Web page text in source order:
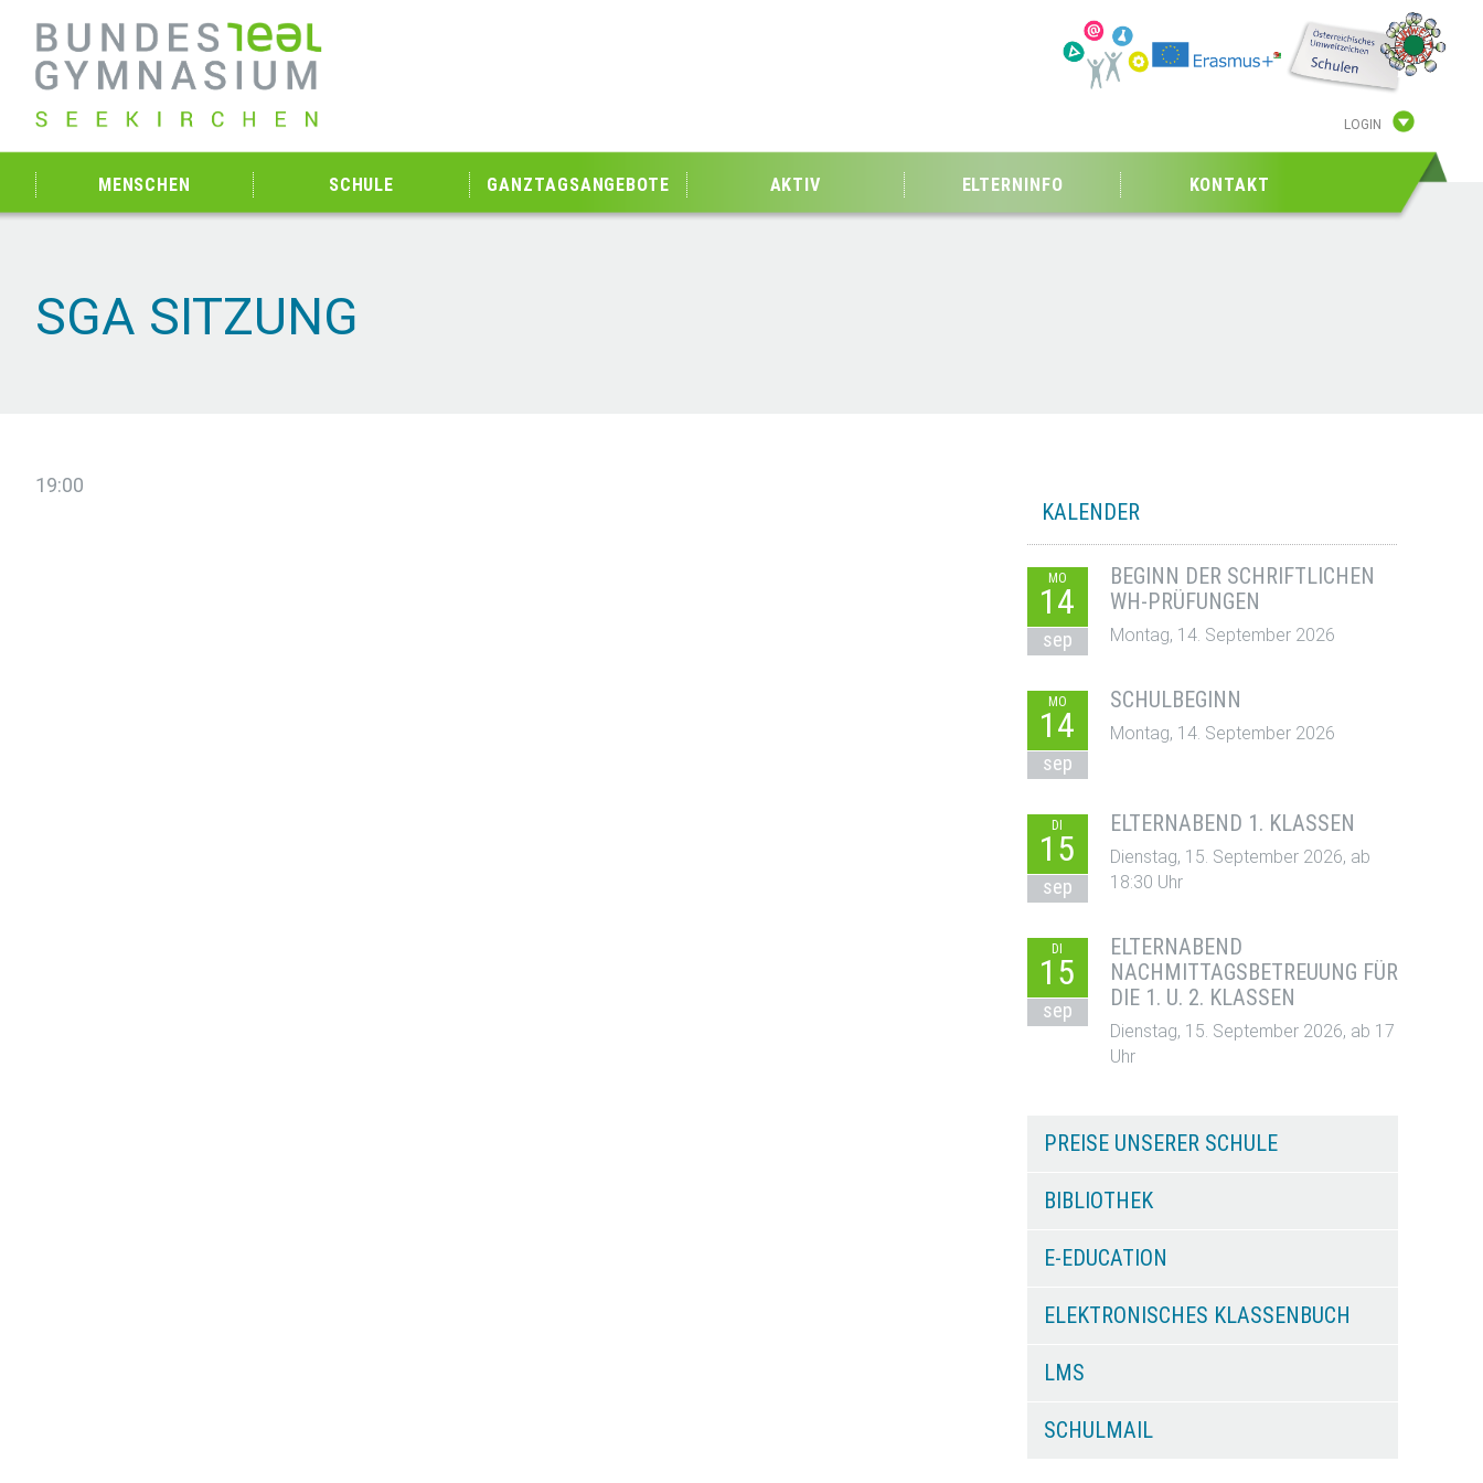
LOGIN
MENSCHEN SCHULE GANZTAGSANGEBOTE AKTIV ELTERNINFO KONTAKT
SGA SITZUNG
19:00
KALENDER
MO
14
sep
BEGINN DER SCHRIFTLICHEN
WH-PRÜFUNGEN
Montag, 14. September 2026
MO
14
sep
SCHULBEGINN
Montag, 14. September 2026
DI
15
sep
ELTERNABEND 1. KLASSEN
Dienstag, 15. September 2026, ab
18:30 Uhr
DI
15
sep
ELTERNABEND
NACHMITTAGSBETREUUNG FÜR
DIE 1. U. 2. KLASSEN
Dienstag, 15. September 2026, ab 17
Uhr
PREISE UNSERER SCHULE
BIBLIOTHEK
E-EDUCATION
ELEKTRONISCHES KLASSENBUCH
LMS
SCHULMAIL